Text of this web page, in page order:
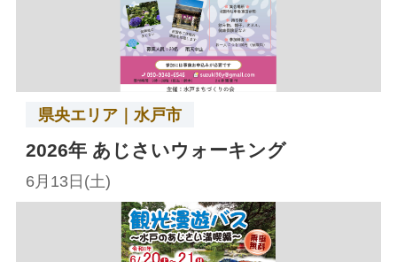
県央エリア｜水戸市
2026年 あじさいウォーキング
6月13日(土)